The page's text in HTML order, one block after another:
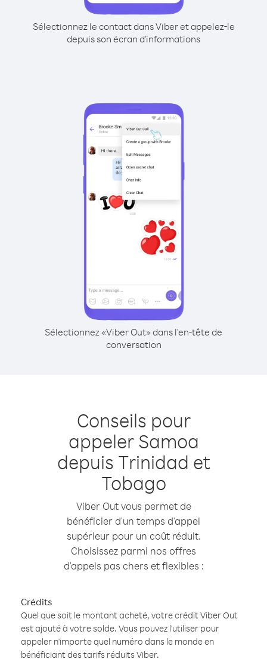
Sélectionnez le contact dans Viber et appelez-le
depuis son écran d'informations
Sélectionnez «Viber Out» dans l'en-tête de
conversation
Conseils pour
appeler Samoa
depuis Trinidad et
Tobago
Viber Out vous permet de
bénéficier d'un temps d'appel
supérieur pour un coût réduit.
Choisissez parmi nos offres
d'appels pas chers et flexibles :
Crédits
Quel que soit le montant acheté, votre crédit Viber Out
est ajouté à votre solde. Vous pouvez l'utiliser pour
appeler n'importe quel numéro dans le monde en
bénéficiant des tarifs réduits Viber.